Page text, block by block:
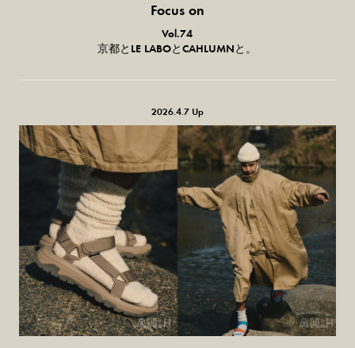
Focus on
気になる服とか人とか。
Vol.74
京都とLE LABOとCAHLUMNと。
2026.4.7 Up